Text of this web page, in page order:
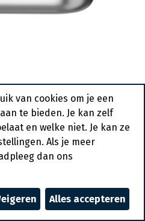
1/2 - 150Mm -
- 806340
van cookies om je een
te bieden. Je kan zelf
en welke niet. Je kan ze
Als je meer
dan ons
Alles accepteren